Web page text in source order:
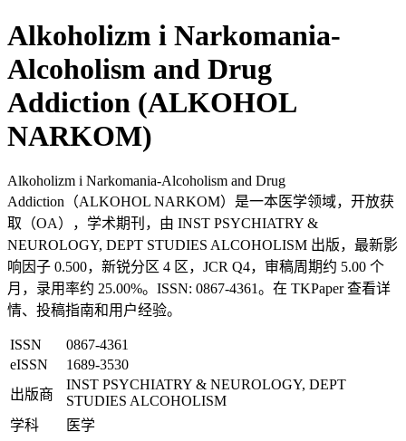
Alkoholizm i Narkomania-
Alcoholism and Drug
Addiction (ALKOHOL
NARKOM)
Alkoholizm i Narkomania-Alcoholism and Drug
Addiction（ALKOHOL NARKOM）是一本医学领域，开放获
取（OA），学术期刊，由 INST PSYCHIATRY &
NEUROLOGY, DEPT STUDIES ALCOHOLISM 出版，最新影
响因子 0.500，新锐分区 4 区，JCR Q4，审稿周期约 5.00 个
月，录用率约 25.00%。ISSN: 0867-4361。在 TKPaper 查看详
情、投稿指南和用户经验。
ISSN
0867-4361
eISSN
1689-3530
出版商
INST PSYCHIATRY & NEUROLOGY, DEPT
STUDIES ALCOHOLISM
学科
医学